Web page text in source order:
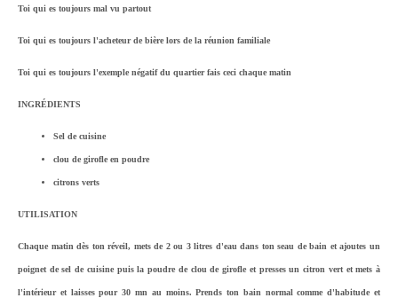
Toi qui es toujours mal vu partout
Toi qui es toujours l'acheteur de bière lors de la réunion familiale
Toi qui es toujours l'exemple négatif du quartier fais ceci chaque matin
INGRÉDIENTS
Sel de cuisine
clou de girofle en poudre
citrons verts
UTILISATION
Chaque matin dès ton réveil, mets de 2 ou 3 litres d'eau dans ton seau de bain et ajoutes un
poignet de sel de cuisine puis la poudre de clou de girofle et presses un citron vert et mets à
l'intérieur et laisses pour 30 mn au moins. Prends ton bain normal comme d'habitude et